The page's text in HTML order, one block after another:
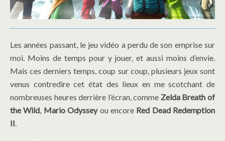
Les années passant, le jeu vidéo a perdu de son emprise sur
moi. Moins de temps pour y jouer, et aussi moins d’envie.
Mais ces derniers temps, coup sur coup, plusieurs jeux sont
venus contredire cet état des lieux en me scotchant de
nombreuses heures derrière l’écran, comme Zelda Breath of
the Wild, Mario Odysseyou encore Red Dead Redemption
II.